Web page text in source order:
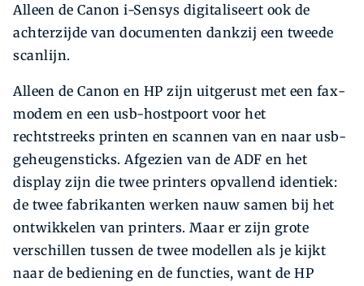
Alleen de Canon i-Sensys digitaliseert ook de
achterzijde van documenten dankzij een tweede
scanlijn.
Alleen de Canon en HP zijn uitgerust met een fax­
modem en een usb-hostpoort voor het
rechtstreeks printen en scannen van en naar usb-
geheugensticks. Afgezien van de ADF en het
display zijn die twee printers opvallend identiek:
de twee fabrikanten werken nauw samen bij het
ontwikkelen van printers. Maar er zijn grote
verschillen tussen de twee modellen als je kijkt
naar de bediening en de functies, want de HP